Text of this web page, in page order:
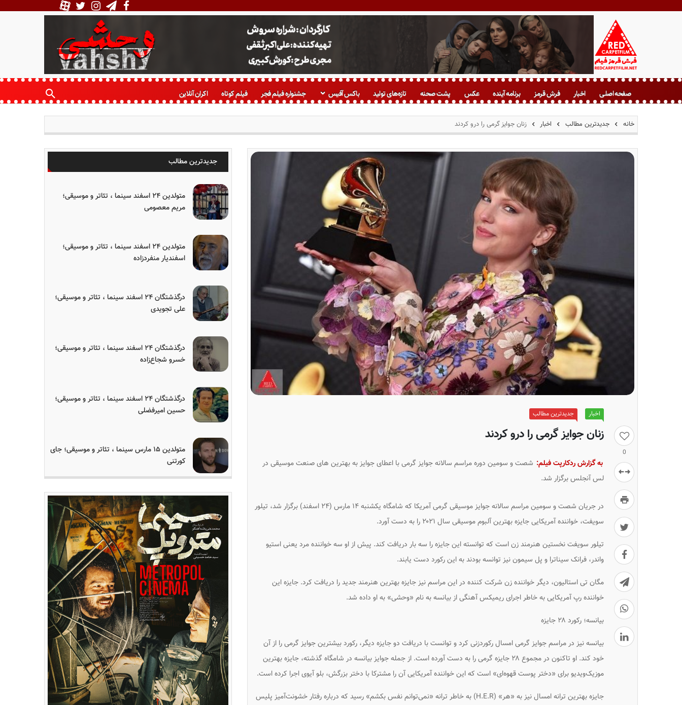
ف
ش
م
ز
صفحه اصلی اخبار فرش قرمز برنامه آینده عکس پشت صحنه تازه‌های تولید باکس آفیس جشنواره فیلم فجر فیلم کوتاه اکران آنلاین
خانه جدیدترین مطالب اخبار زنان جوایز گرمی را درو کردند
0
اخبار جدیدترین مطالب
زنان جوایز گرمی را درو کردند
به گزارش ردکارپت فیلم: شصت و سومین دوره مراسم سالانه جوایز گرمی با اعطای جوایز به بهترین های صنعت موسیقی در
لس آنجلس برگزار شد.
در جریان شصت و سومین مراسم سالانه جوایز موسیقی گرمی آمریکا که شامگاه یکشنبه ۱۴ مارس (۲۴ اسفند) برگزار شد، تیلور
سویفت، خواننده آمریکایی جایزه بهترین آلبوم موسیقی سال ۲۰۲۱ را به دست آورد.
تیلور سویفت نخستین هنرمند زن است که توانسته این جایزه را سه بار دریافت کند. پیش از او سه خواننده مرد یعنی استیو
واندر، فرانک سیناترا و پل سیمون نیز توانسه بودند به این رکورد دست یابند.
مگان تی استالیون، دیگر خواننده زن شرکت کننده در این مراسم نیز جایزه بهترین هنرمند جدید را دریافت کرد. جایزه این
خواننده رپ آمریکایی به خاطر اجرای ریمیکس آهنگی از بیانسه به نام «وحشی» به او داده شد.
بیانسه؛ رکورد ۲۸ جایزه
بیانسه نیز در مراسم جوایز گرمی امسال رکوردزنی کرد و توانست با دریافت دو جایزه دیگر، رکورد بیشترین جوایز گرمی را از آن
خود کند. او تاکنون در مجموع ۲۸ جایزه گرمی را به دست آورده است. از جمله جوایز بیانسه در شامگاه گذشته، جایزه بهترین
موزیک‌ویدیو برای «دختر پوست قهوه‌ای» است که این خواننده آمریکایی آن را مشترکا با دختر بزرگش، بلو آیوی اجرا کرده است.
جایزه بهترین ترانه امسال نیز به «هر» (H.E.R) به خاطر ترانه «نمی‌توانم نفس بکشم» رسید که درباره رفتار خشونت‌آمیز پلیس
جدیدترین مطالب
متولدین ۲۴ اسفند سینما ، تئاتر و موسیقی؛
مریم معصومی
متولدین ۲۴ اسفند سینما ، تئاتر و موسیقی؛
اسفندیار منفردزاده
درگذشتگان ۲۴ اسفند سینما ، تئاتر و موسیقی؛
علی تجویدی
درگذشتگان ۲۴ اسفند سینما ، تئاتر و موسیقی؛
خسرو شجاع‌زاده
درگذشتگان ۲۴ اسفند سینما ، تئاتر و موسیقی؛
حسین امیرفضلی
متولدین ۱۵ مارس سینما ، تئاتر و موسیقی؛ جای
کورتنی